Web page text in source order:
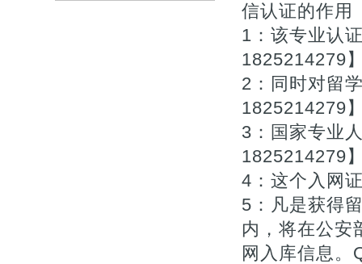
信认证的作用
1：该专业认
1825214279
2：同时对留
1825214279
3：国家专业
1825214279
4：这个入网
5：凡是获得
内，将在公安
网入库信息。